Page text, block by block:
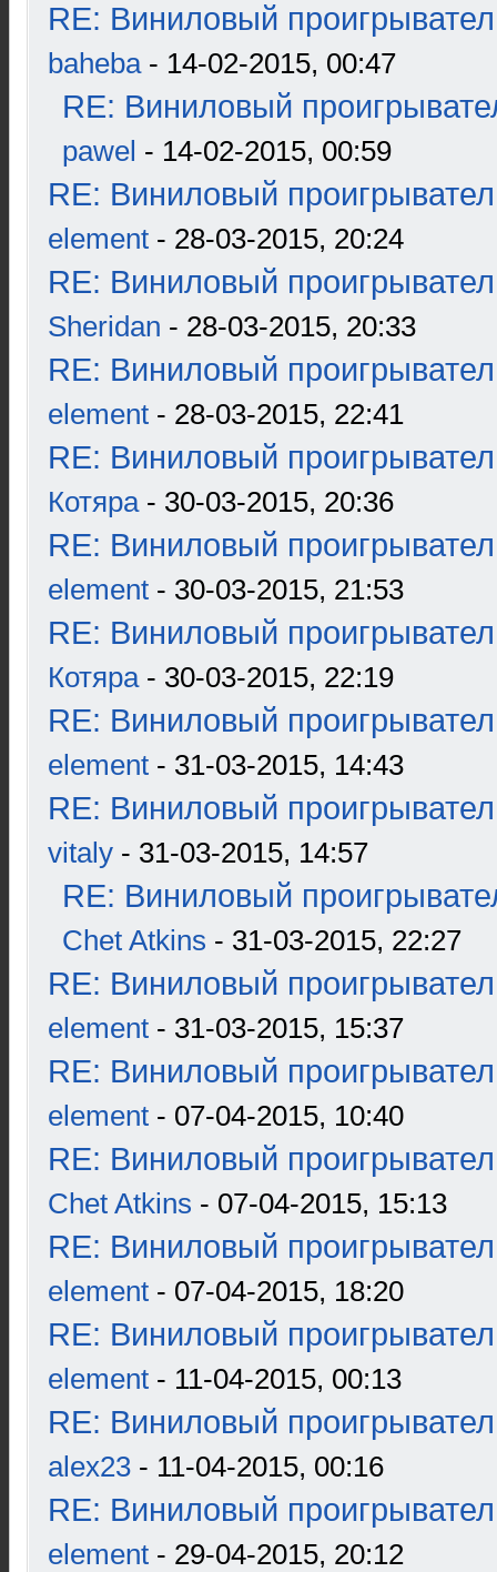
RE: Виниловый
baheba- 14-02-2015, 00:47
RE: Виниловый
pawel - 14-02-2015, 00:59
RE: Виниловый
element - 28-03-2015, 20:24
RE: Виниловый
Sheridan - 28-03-2015, 20:33
RE: Виниловый
element - 28-03-2015, 22:41
RE: Виниловый
Котяра- 30-03-2015, 20:36
RE: Виниловый
element - 30-03-2015, 21:53
RE: Виниловый
Котяра- 30-03-2015, 22:19
RE: Виниловый
element - 31-03-2015, 14:43
RE: Виниловый
vitaly - 31-03-2015, 14:57
RE: Виниловый
Chet Atkins - 31-03-2015, 22:27
RE: Виниловый
element - 31-03-2015, 15:37
RE: Виниловый
element - 07-04-2015, 10:40
RE: Виниловый
Chet Atkins - 07-04-2015, 15:13
RE: Виниловый
element - 07-04-2015, 18:20
RE: Виниловый
element - 11-04-2015, 00:13
RE: Виниловый
alex23 - 11-04-2015, 00:16
RE: Виниловый
element - 29-04-2015, 20:12